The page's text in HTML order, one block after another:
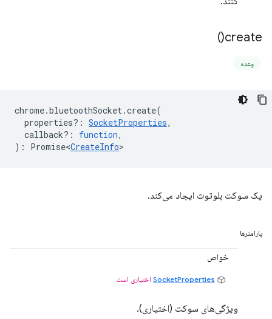
create(
)
وعده
chrome.bluetoothSocket.create(
properties? : SocketProperties,
callback? : function,
) : Promise<CreateInfo>
یک سوکت بلوتوث ایجاد می‌کند.
پارامترها
خواص
SocketProperties اختیاری است
ویژگی‌های سوکت (اختیاری).